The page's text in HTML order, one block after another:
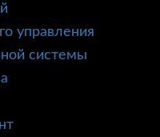
управления
системы